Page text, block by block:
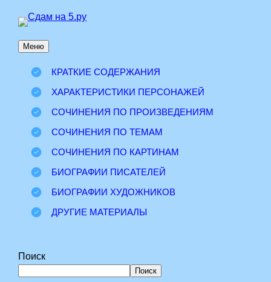
Перейти
содержимому
Меню
КРАТКИЕ СОДЕРЖАНИЯ
ХАРАКТЕРИСТИКИ ПЕРСОНАЖЕЙ
СОЧИНЕНИЯ ПО ПРОИЗВЕДЕНИЯМ
СОЧИНЕНИЯ ПО ТЕМАМ
СОЧИНЕНИЯ ПО КАРТИНАМ
БИОГРАФИИ ПИСАТЕЛЕЙ
БИОГРАФИИ ХУДОЖНИКОВ
ДРУГИЕ МАТЕРИАЛЫ
Поиск
Поиск